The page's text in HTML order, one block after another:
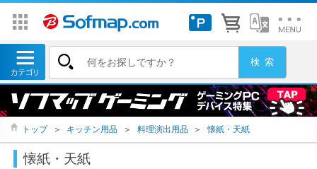
トップ ＞ キッチン用品 ＞ 料理演出用品 ＞ 懐紙・天紙
懐紙・天紙